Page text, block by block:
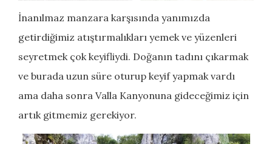
İnanılmaz manzara karşısında yanımızda
getirdiğimiz atıştırmalıkları yemek ve yüzenleri
seyretmek çok keyifliydi. Doğanın tadını çıkarmak
ve burada uzun süre oturup keyif yapmak vardı
ama daha sonra Valla Kanyonuna gideceğimiz için
artık gitmemiz gerekiyor.